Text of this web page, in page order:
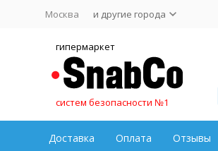
Москва и другие города
гипермаркет
систем безопасности №1
Доставка Оплата Отзывы